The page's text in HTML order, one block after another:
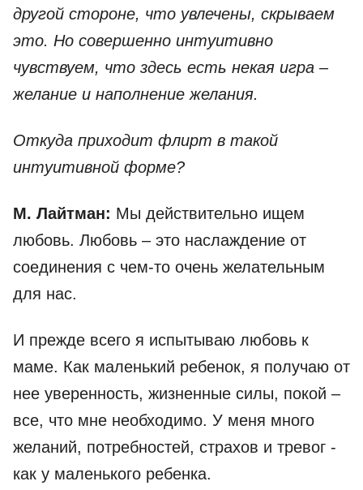
другой стороне, что увлечены, скрываем
это. Но совершенно интуитивно
чувствуем, что здесь есть некая игра –
желание и наполнение желания.
Откуда приходит флирт в такой
интуитивной форме?
М. Лайтман: Мы действительно ищем
любовь. Любовь – это наслаждение от
соединения с чем-то очень желательным
для нас.
И прежде всего я испытываю любовь к
маме. Как маленький ребенок, я получаю от
нее уверенность, жизненные силы, покой –
все, что мне необходимо. У меня много
желаний, потребностей, страхов и тревог -
как у маленького ребенка.